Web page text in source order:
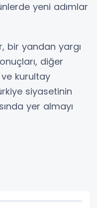
yeni adımlar
bir yandan yargı
diğer
kurultay
siyasetinin
yer almayı